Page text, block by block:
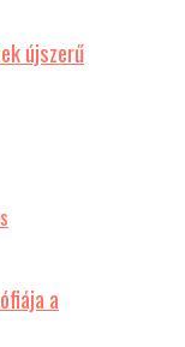
újszerű
a